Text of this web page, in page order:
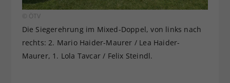
© ÖTV
Die Siegerehrung im Mixed-Doppel, von links nach
rechts: 2. Mario Haider-Maurer / Lea Haider-
Maurer, 1. Lola Tavcar / Felix Steindl.